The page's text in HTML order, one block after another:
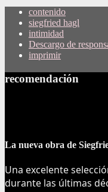
contenido
siegfried hagl
intimidad
Descargo de
imprimir
recomendación
La nueva obra de
Una excelente
durante las últimas